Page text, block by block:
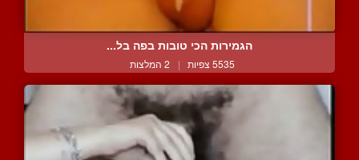
הגמירות הכי טובות בפה בל...
5535 צפיות | 2 המלצות